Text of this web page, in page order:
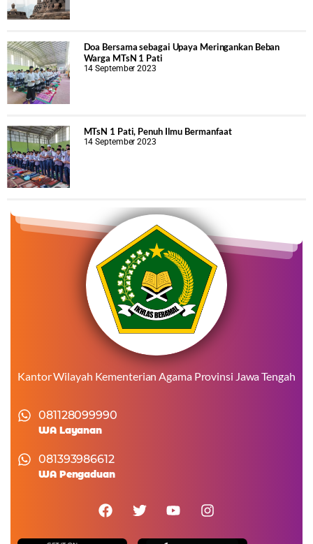
Doa Bersama sebagai Upaya Meringankan Beban
Warga MTsN 1 Pati
14 September 2023
MTsN 1 Pati, Penuh Ilmu Bermanfaat
14 September 2023
Kantor Wilayah Kementerian Agama Provinsi Jawa Tengah
081128099990
WA Layanan
081393986612
WA Pengaduan